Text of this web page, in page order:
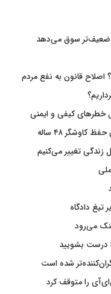
ضعیف‌تر سوق می‌دهد
اصلاح قانون به نفع مردم
زندگی تغییر می‌کنیم
درست بشویید
شده است
را متوقف کرد